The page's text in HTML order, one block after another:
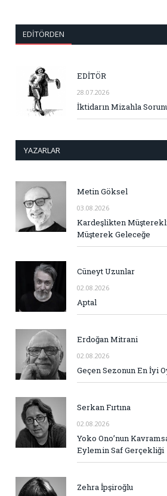
EDITÖRDEN
EDİTÖR
28.07.2026
İktidarın Mizahla
YAZARLAR
Metin Göksel
03.08.2026
Kardeşlikten
Müşterek Geleceğe
Cüneyt Uzunlar
02.08.2026
Aptal
Erdoğan Mitrani
02.08.2026
Geçen Sezonun En İyi
Serkan Fırtına
02.08.2026
Yoko Ono’nun
Eylemin Saf Gerçekliği
Zehra İpşiroğlu